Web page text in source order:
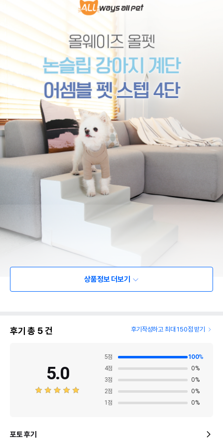
상품정보 더보기
후기 총 5건 후기작성하고 최대 150점 받기
5.0
5점 100%
4점 0%
3점 0%
2점 0%
1 점 0%
포토 후기